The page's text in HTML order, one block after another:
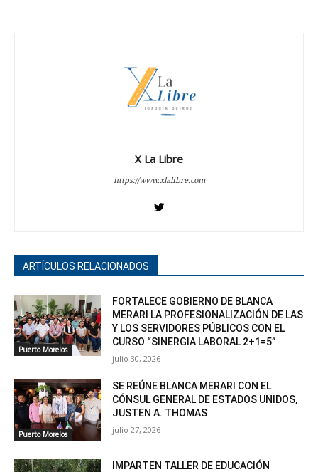
X La Libre
https://www.xlalibre.com
ARTÍCULOS RELACIONADOS
Puerto Morelos
FORTALECE GOBIERNO DE BLANCA
MERARI LA PROFESIONALIZACIÓN DE LAS
Y LOS SERVIDORES PÚBLICOS CON EL
CURSO “SINERGIA LABORAL 2+1=5”
julio 30, 2026
Puerto Morelos
SE REÚNE BLANCA MERARI CON EL
CÓNSUL GENERAL DE ESTADOS UNIDOS,
JUSTEN A. THOMAS
julio 27, 2026
IMPARTEN TALLER DE EDUCACIÓN